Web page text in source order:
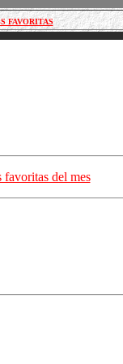
FAVORITAS
favoritas del mes